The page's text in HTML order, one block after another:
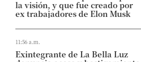
la visión, y que fue creado por
ex trabajadores de Elon Musk
11:56 a.m.
Exintegrante de La Bella Luz